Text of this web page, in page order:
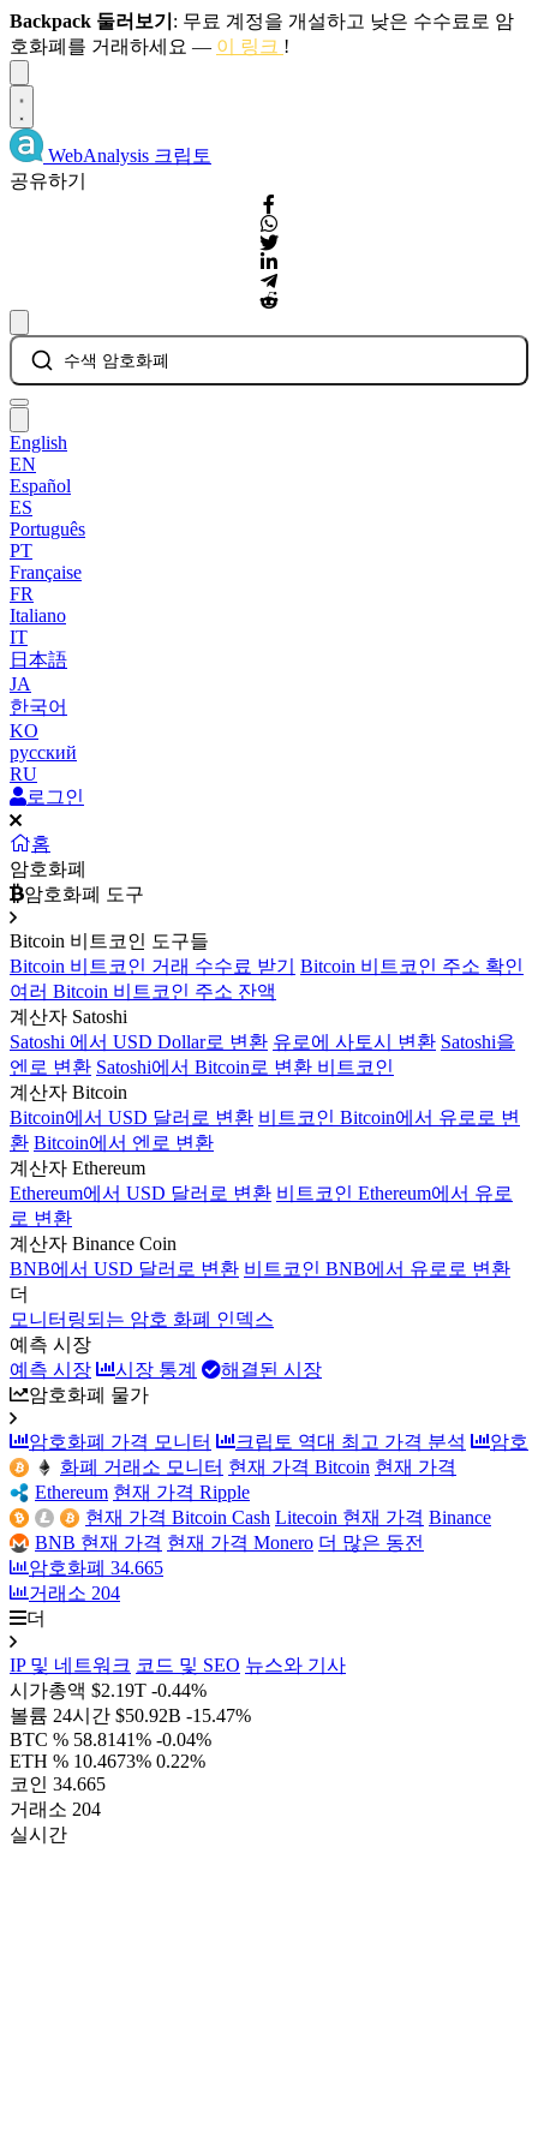
Backpack 둘러보기 : 무료 계정을 개설하고 낮은 수수료로 암
호화폐를 거래하세요 — 이 링크 !
WebAnalysis 크립토
공유하기
수색 암호화폐
English
EN
Español
ES
Português
PT
Française
FR
Italiano
IT
日本語
JA
한국어
KO
русский
RU
로그인
홈
암호화폐
암호화폐 도구
Bitcoin 비트코인 도구들
Bitcoin 비트코인 거래 수수료 받기
Bitcoin 비트코인 주소 확인
여러 Bitcoin 비트코인 주소 잔액
계산자 Satoshi
Satoshi 에서 USD Dollar로 변환 유로에 사토시 변환 Satoshi을
엔로 변환 Satoshi에서 Bitcoin로 변환 비트코인
계산자 Bitcoin
Bitcoin에서 USD 달러로 변환 비트코인 Bitcoin에서 유로로 변
환 Bitcoin에서 엔로 변환
계산자 Ethereum
Ethereum에서 USD 달러로 변환 비트코인 Ethereum에서 유로
로 변환
계산자 Binance Coin
BNB에서 USD 달러로 변환 비트코인 BNB에서 유로로 변환
더
모니터링되는 암호 화폐 인덱스
예측 시장
예측 시장
시장 통계
해결된 시장
암호화폐 물가
암호화폐 가격 모니터 크립토 역대 최고 가격 분석
암호
화폐 거래소 모니터 현재 가격 Bitcoin 현재 가격
Ethereum 현재 가격 Ripple
현재 가격 Bitcoin Cash Litecoin 현재 가격 Binance
BNB 현재 가격 현재 가격 Monero 더 많은 동전
암호화폐 34.665
거래소 204
더
IP 및 네트워크 코드 및 SEO 뉴스와 기사
시가총액 $2.19T -0.44%
볼륨 24시간 $50.92B -15.47%
BTC % 58.8141% -0.04%
ETH % 10.4673% 0.22%
코인 34.665
거래소 204
실시간